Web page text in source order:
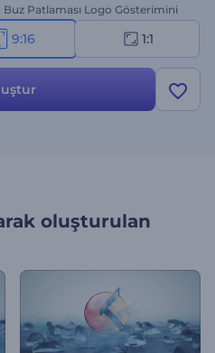
Patlaması Logo Gösterimini
9:16 1:1
oluşturulan